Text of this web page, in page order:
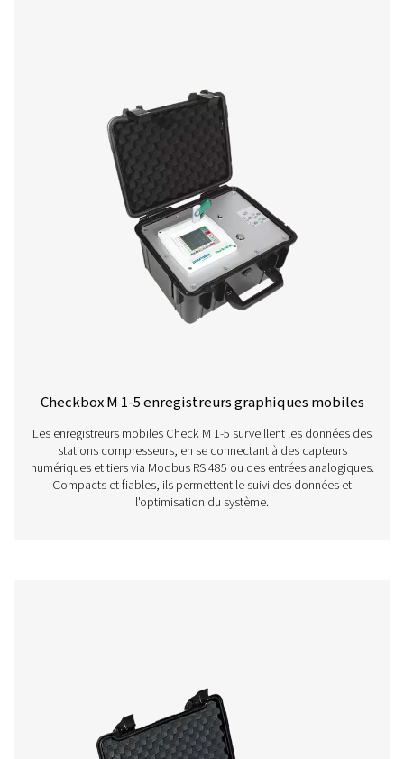
Une gamme complète
produits
Pour en savoir plus sur nos différents types
graphqiues, cliquez sur le lien ci-dessous.